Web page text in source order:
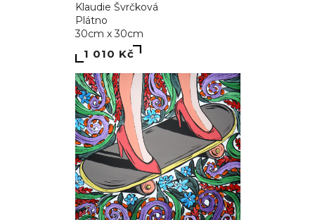
Klaudie Švrčková
Plátno
30cm x 30cm
1 010 Kč